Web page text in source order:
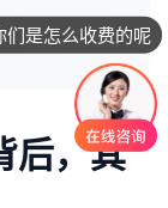
后，其
们是怎么收费的呢